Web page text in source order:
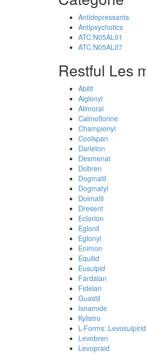
Antidepressants
Antipsychotics
ATC:N05AL01
ATC:N05AL07
Restful Les
Abilit
Aiglonyl
Alimoral
Calmoflorine
Championyl
Coolspan
Darleton
Desmenat
Dobren
Dogmatil
Dogmatyl
Dolmatil
Dresent
Eclorion
Eglonil
Eglonyl
Enimon
Equilid
Eusulpid
Fardalan
Fidelan
Guastil
Isnamide
Kylistro
L-Forms:
Levobren
Levopraid